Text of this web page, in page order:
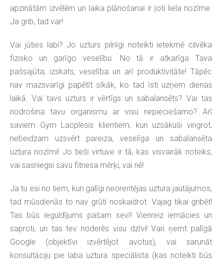
apzinātām izvēlēm un laika plānošanai ir ļoti liela nozīme.
Ja grib, tad var!
Vai jūties labi? Jo uzturs pilnīgi noteikti ietekmē cilvēka
fizisko un garīgo veselību. No tā ir atkarīga Tava
pašsajūta, izskats, veselība un arī produktivitāte! Tāpēc
nav mazsvarīgi papētīt sīkāk, ko tad īsti uzņem dienas
laikā. Vai tavs uzturs ir vērtīgs un sabalansēts? Vai tas
nodrošina tavu organismu ar visu nepieciešamo? Arī
saviem Gym Lacplesis klientiem, kuri uzsākuši vingrot,
nebeidzam uzsvērt pareiza, veselīga un sabalansēta
uztura nozīmi! Jo tieši virtuve ir tā, kas visvairāk noteiks,
vai sasniegsi savu fitnesa mērķi, vai nē!
Ja tu esi no tiem, kuri galīgi neorentējas uztura jautājumos,
tad mūsdienās to nav grūti noskaidrot. Vajag tikai gribēt!
Tas būs ieguldījums pašam sevī! Vienreiz iemācies un
saproti, un tas tev noderēs visu dzīvi! Vari ņemt palīgā
Google (objektīvi izvērtējot avotus), vai sarunāt
konsultāciju pie laba uztura speciālista (kas noteikti būs